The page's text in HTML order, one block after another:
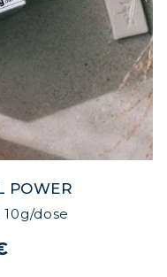
POWER
10g/dose